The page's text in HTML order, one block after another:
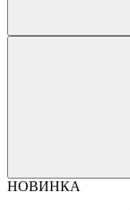
НОВИНКА